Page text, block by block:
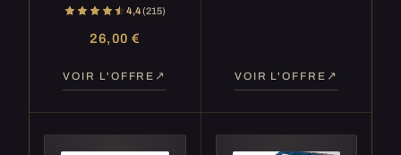
4,4(215)
26,00 €
VOIR L'OFFRE VOIR L'OFFRE